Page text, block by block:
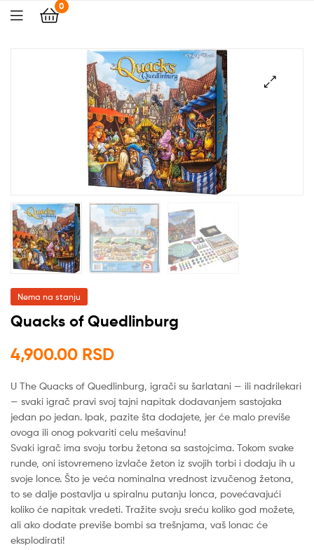
0
Nema na stanju
Quacks of Quedlinburg
4,900.00 RSD
U The Quacks of Quedlinburg, igrači su šarlatani — ili nadrilekari
— svaki igrač pravi svoj tajni napitak dodavanjem sastojaka
jedan po jedan. Ipak, pazite šta dodajete, jer će malo previše
ovoga ili onog pokvariti celu mešavinu!
Svaki igrač ima svoju torbu žetona sa sastojcima. Tokom svake
runde, oni istovremeno izvlače žeton iz svojih torbi i dodaju ih u
svoje lonce. Što je veća nominalna vrednost izvučenog žetona,
to se dalje postavlja u spiralnu putanju lonca, povećavajući
koliko će napitak vredeti. Tražite svoju sreću koliko god možete,
ali ako dodate previše bombi sa trešnjama, vaš lonac će
eksplodirati!